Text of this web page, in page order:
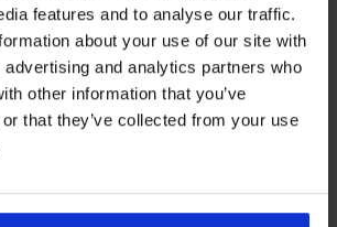
features and to analyse our traffic.
about your use of our site with
and analytics partners who
other information that you’ve
that they’ve collected from your use
Klassieke slip
Bamboo Nature met
hoge taille
19,99 €
Klassieke slip My
Pizzo I met hoge
taille
10,99 €